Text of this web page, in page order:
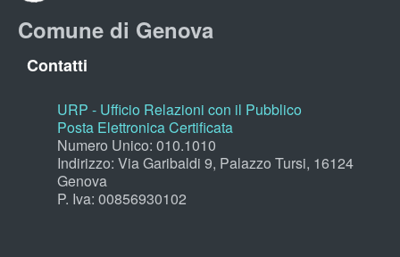
Comune di Genova
Contatti
URP - Ufficio Relazioni con il Pubblico
Posta Elettronica Certificata
Numero Unico: 010.1010
Indirizzo: Via Garibaldi 9, Palazzo Tursi, 16124
Genova
P. Iva: 00856930102